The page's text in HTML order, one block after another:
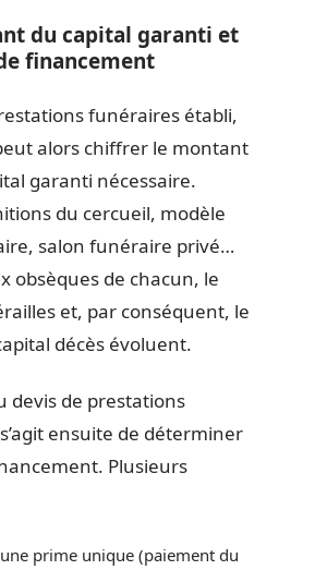
du capital garanti et
financement
funéraires établi,
alors chiffrer le montant
garanti nécessaire.
du cercueil, modèle
salon funéraire privé…
obsèques de chacun, le
et, par conséquent, le
décès évoluent.
devis de prestations
ensuite de déterminer
Plusieurs
prime unique (paiement du